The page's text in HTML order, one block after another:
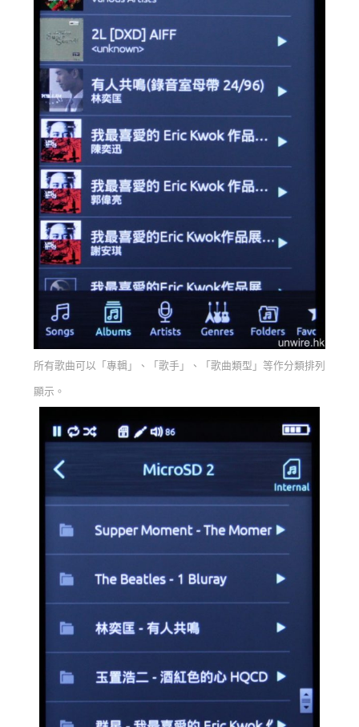
所有歌曲可以「專輯」、「歌手」、「歌曲類型」等作分類排列
顯示。